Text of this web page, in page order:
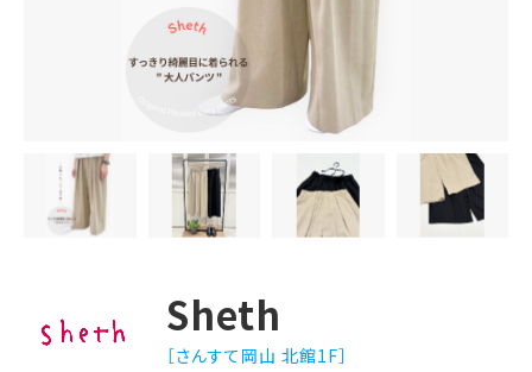
Sheth
［さんすて岡山 北館1F］